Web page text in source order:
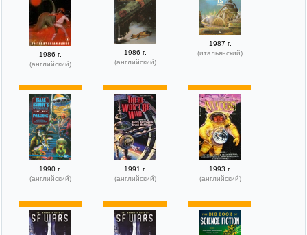
1986 г.
(английский)
1986 г.
(английский)
1987 г.
(итальянский)
1990 г.
(английский)
1991 г.
(английский)
1993 г.
(английский)